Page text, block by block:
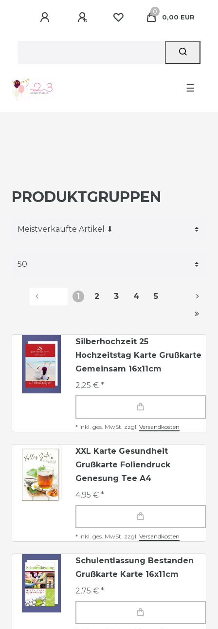
0
0,00 EUR
☰
PRODUKTGRUPPEN
1 2 3 4 5
Silberhochzeit 25
Hochzeitstag Karte Grußkarte
Gemeinsam 16x11cm
2,25 € *
* inkl. ges. MwSt. zzgl. Versandkosten
XXL Karte Gesundheit
Grußkarte Foliendruck
Genesung Tee A4
4,95 € *
* inkl. ges. MwSt. zzgl. Versandkosten
Schulentlassung Bestanden
Grußkarte Karte 16x11cm
2,75 € *